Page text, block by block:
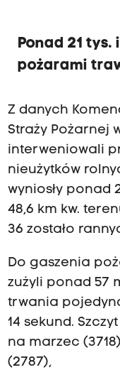
Ponad 21
pożarami
Z danych
Straży Pożarnej
interweniowali
nieużytków
wyniosły ponad
48,6 km kw.
36 zostało
Do gaszenia
zużyli ponad 57
trwania
14 sekund.
na marzec
(2787),